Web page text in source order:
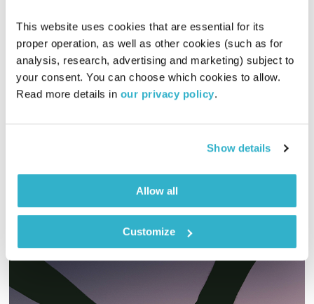
This website uses cookies that are essential for its
proper operation, as well as other cookies (such as for
analysis, research, advertising and marketing) subject to
your consent. You can choose which cookies to allow.
Read more details in our privacy policy.
Show details
Allow all
Customize
כל יום מחדש
אמיר פרי
01.01.23
00:57:28
שעה של מוזיקה מעולה לבוקר. כל בוקר – בעריכת ובהגשת אמיר
אודיו